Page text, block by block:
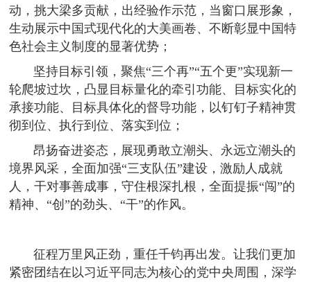
动，挑大梁多贡献，出经验作示范，当窗口展形象，
生动展示中国式现代化的大美画卷、不断彰显中国特
色社会主义制度的显著优势；
坚持目标引领，聚焦“三个再”“五个更”实现新一
轮爬坡过坎，凸显目标量化的牵引功能、目标实化的
承接功能、目标具体化的督导功能，以钉钉子精神贯
彻到位、执行到位、落实到位；
昂扬奋进姿态，展现勇敢立潮头、永远立潮头的
境界风采，全面加强“三支队伍”建设，激励人成就
人，干对事善成事，守住根深扎根，全面提振“闯”的
精神、“创”的劲头、“干”的作风。
征程万里风正劲，重任千钧再出发。让我们更加
紧密团结在以习近平同志为核心的党中央周围，深学